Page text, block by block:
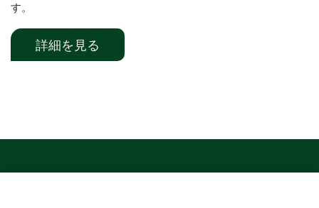
す。
​詳細​を見る